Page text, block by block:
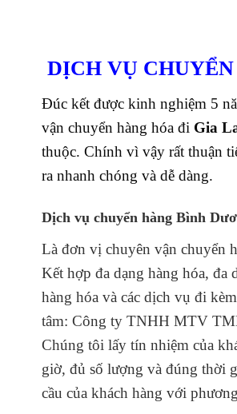
DỊCH VỤ
Đúc kết được kinh nghiệm 5
vận chuyển hàng hóa đi Gia
thuộc. Chính vì vậy rất thuận
ra nhanh chóng và dễ dàng.
Dịch vụ chuyển hàng Bình
Là đơn vị chuyên vận chuyển
Kết hợp đa dạng hàng hóa, đa
hàng hóa và các dịch vụ đi
tâm: Công ty TNHH MTV
Chúng tôi lấy tín nhiệm của
giờ, đủ số lượng và đúng thời
cầu của khách hàng với